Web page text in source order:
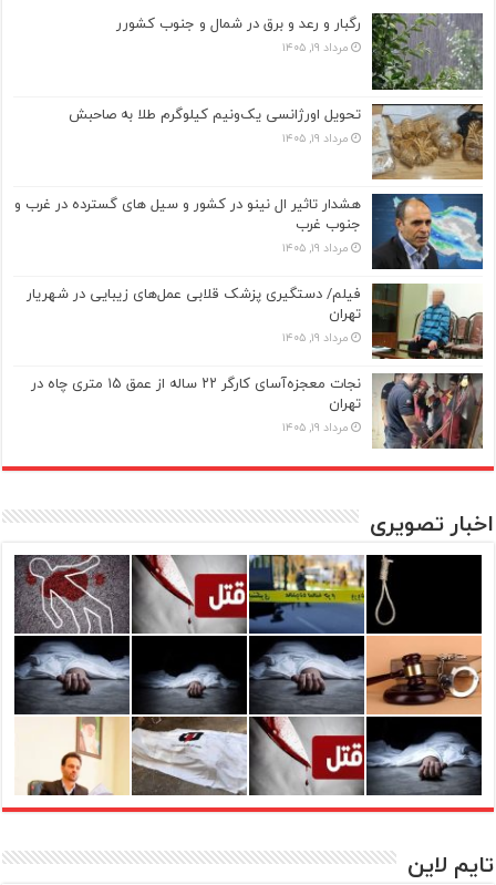
رگبار و رعد و برق در شمال و جنوب کشورر
مرداد ۱۹, ۱۴۰۵
تحویل اورژانسی یک‌ونیم کیلوگرم طلا به صاحبش
مرداد ۱۹, ۱۴۰۵
هشدار تاثیر ال نینو در کشور و سیل های گسترده در غرب و
جنوب غرب
مرداد ۱۹, ۱۴۰۵
فیلم/ دستگیری پزشک قلابی عمل‌های زیبایی در شهریار
تهران
مرداد ۱۹, ۱۴۰۵
نجات معجزه‌آسای کارگر ۲۲ ساله از عمق ۱۵ متری چاه در
تهران
مرداد ۱۹, ۱۴۰۵
اخبار تصویری
تایم لاین